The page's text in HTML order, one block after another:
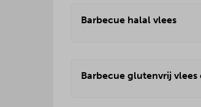
Barbecue halal vlees
Barbecue glutenvrij vlees